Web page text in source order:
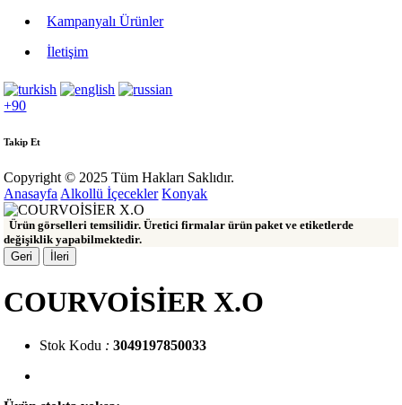
Kampanyalı Ürünler
İletişim
+90
Takip Et
Copyright © 2025 Tüm Hakları Saklıdır.
Anasayfa Alkollü İçecekler Konyak
Ürün görselleri temsilidir. Üretici firmalar ürün paket ve etiketlerde
değişiklik yapabilmektedir.
Geri
İleri
COURVOİSİER X.O
Stok Kodu : 3049197850033